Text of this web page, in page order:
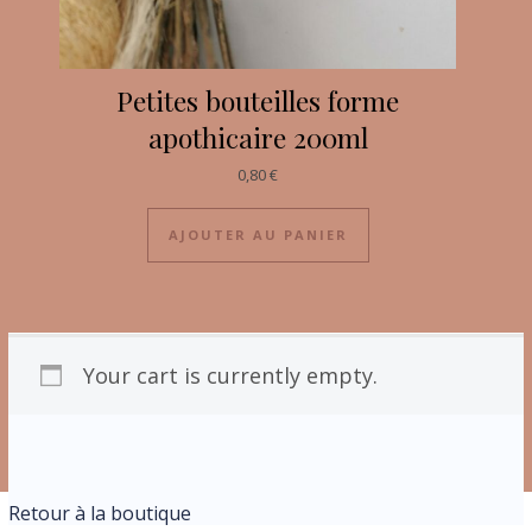
Petites bouteilles forme
apothicaire 200ml
0,80€
AJOUTER AU PANIER
Your cart is currently empty.
Retour à la boutique